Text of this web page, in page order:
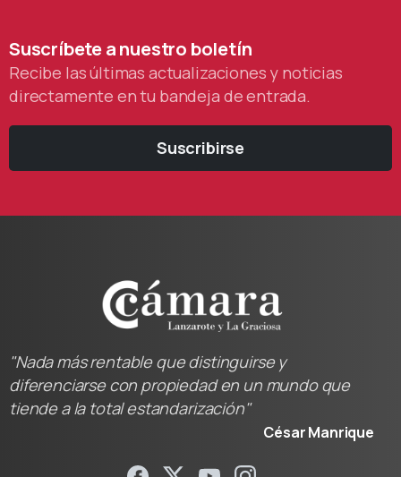
Suscríbeteanuestro boletín
Recibe las últimas actualizaciones y noticias
directamente en tu bandeja de entrada.
Suscribirse
"Nada más rentable que distinguirse y
diferenciarse con propiedad en un mundo que
tiende a la total estandarización"
César Manrique